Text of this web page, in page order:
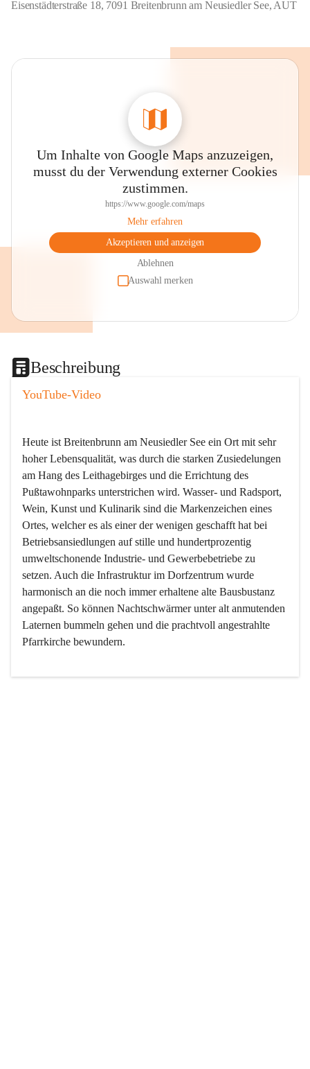
Eisenstädterstraße 18, 7091 Breitenbrunn am Neusiedler See, AUT
Um Inhalte von Google Maps anzuzeigen,
musst du der Verwendung externer Cookies
zustimmen.
https://www.google.com/maps
Mehr erfahren
Akzeptieren und anzeigen
Ablehnen
Auswahl merken
Beschreibung
YouTube-Video
Heute ist Breitenbrunn am Neusiedler See ein Ort mit sehr
hoher Lebensqualität, was durch die starken Zusiedelungen
am Hang des Leithagebirges und die Errichtung des
Pußtawohnparks unterstrichen wird. Wasser- und Radsport,
Wein, Kunst und Kulinarik sind die Markenzeichen eines
Ortes, welcher es als einer der wenigen geschafft hat bei
Betriebsansiedlungen auf stille und hundertprozentig
umweltschonende Industrie- und Gewerbebetriebe zu
setzen. Auch die Infrastruktur im Dorfzentrum wurde
harmonisch an die noch immer erhaltene alte Bausbustanz
angepaßt. So können Nachtschwärmer unter alt anmutenden
Laternen bummeln gehen und die prachtvoll angestrahlte
Pfarrkirche bewundern.
Der Weinbau dominert heute nicht mehr, ist aber integrativer